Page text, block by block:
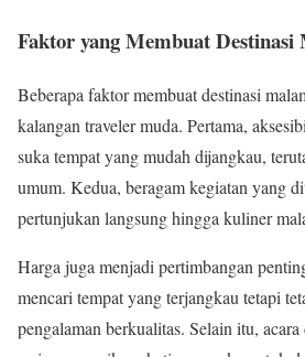
Faktor yang Membuat Destinasi
Beberapa faktor membuat destinasi
kalangan traveler muda. Pertama,
suka tempat yang mudah dijangkau,
umum. Kedua, beragam kegiatan yang
pertunjukan langsung hingga kuliner
Harga juga menjadi pertimbangan
mencari tempat yang terjangkau tetapi
pengalaman berkualitas. Selain itu,